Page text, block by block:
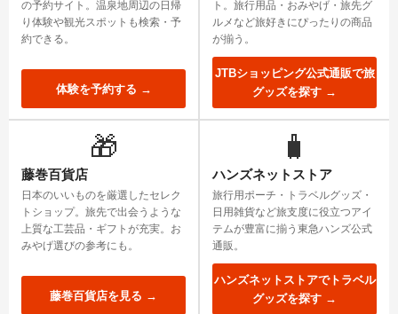
の予約サイト。温泉地周辺の日帰
り体験や観光スポットも検索・予
約できる。
体験を予約する →
ト。旅行用品・おみやげ・旅先グ
ルメなど旅好きにぴったりの商品
が揃う。
JTBショッピング公式通販で旅
グッズを探す →
🎁
藤巻百貨店
日本のいいものを厳選したセレク
トショップ。旅先で出会うような
上質な工芸品・ギフトが充実。お
みやげ選びの参考にも。
藤巻百貨店を見る →
🧳
ハンズネットストア
旅行用ポーチ・トラベルグッズ・
日用雑貨など旅支度に役立つアイ
テムが豊富に揃う東急ハンズ公式
通販。
ハンズネットストアでトラベル
グッズを探す →